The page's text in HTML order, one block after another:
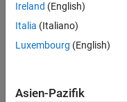
oder
alle
Stellenangebote
anzeigen .
noch
Ireland (English)
Italia (Italiano)
Luxembourg (English)
Asien-Pazifik